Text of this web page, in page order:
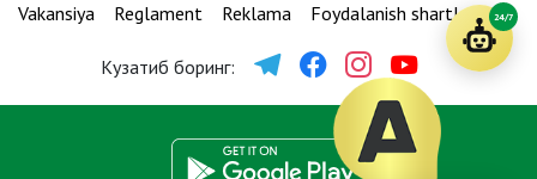
Vakansiya
Reglament Reklama Foydalanish shartlari
Кузатиб боринг:
24/7